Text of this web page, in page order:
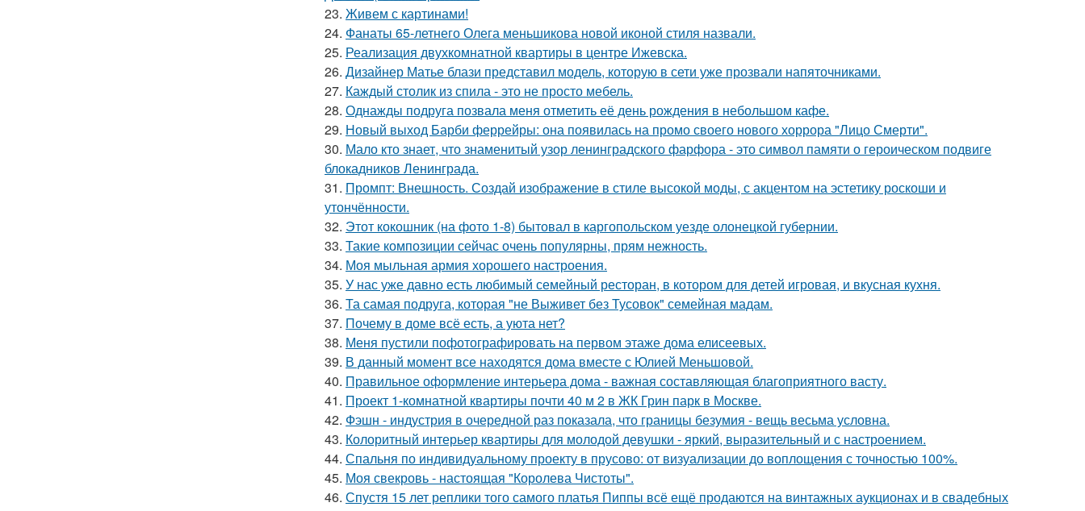
23. Живем с картинами!
24. Фанаты 65-летнего Олега меньшикова новой иконой стиля назвали.
25. Реализация двухкомнатной квартиры в центре Ижевска.
26. Дизайнер Матье блази представил модель, которую в сети уже прозвали напяточниками.
27. Каждый столик из спила - это не просто мебель.
28. Однажды подруга позвала меня отметить её день рождения в небольшом кафе.
29. Новый выход Барби феррейры: она появилась на промо своего нового хоррора "Лицо Смерти".
30. Мало кто знает, что знаменитый узор ленинградского фарфора - это символ памяти о героическом подвиге
блокадников Ленинграда.
31. Промпт: Внешность. Создай изображение в стиле высокой моды, с акцентом на эстетику роскоши и
утончённости.
32. Этот кокошник (на фото 1-8) бытовал в каргопольском уезде олонецкой губернии.
33. Такие композиции сейчас очень популярны, прям нежность.
34. Моя мыльная армия хорошего настроения.
35. У нас уже давно есть любимый семейный ресторан, в котором для детей игровая, и вкусная кухня.
36. Та самая подруга, которая "не Выживет без Тусовок" семейная мадам.
37. Почему в доме всё есть, а уюта нет?
38. Меня пустили пофотографировать на первом этаже дома елисеевых.
39. В данный момент все находятся дома вместе с Юлией Меньшовой.
40. Правильное оформление интерьера дома - важная составляющая благоприятного васту.
41. Проект 1-комнатной квартиры почти 40 м 2 в ЖК Грин парк в Москве.
42. Фэшн - индустрия в очередной раз показала, что границы безумия - вещь весьма условна.
43. Колоритный интерьер квартиры для молодой девушки - яркий, выразительный и с настроением.
44. Спальня по индивидуальному проекту в прусово: от визуализации до воплощения с точностью 100%.
45. Моя свекровь - настоящая "Королева Чистоты".
46. Спустя 15 лет реплики того самого платья Пиппы всё ещё продаются на винтажных аукционах и в свадебных